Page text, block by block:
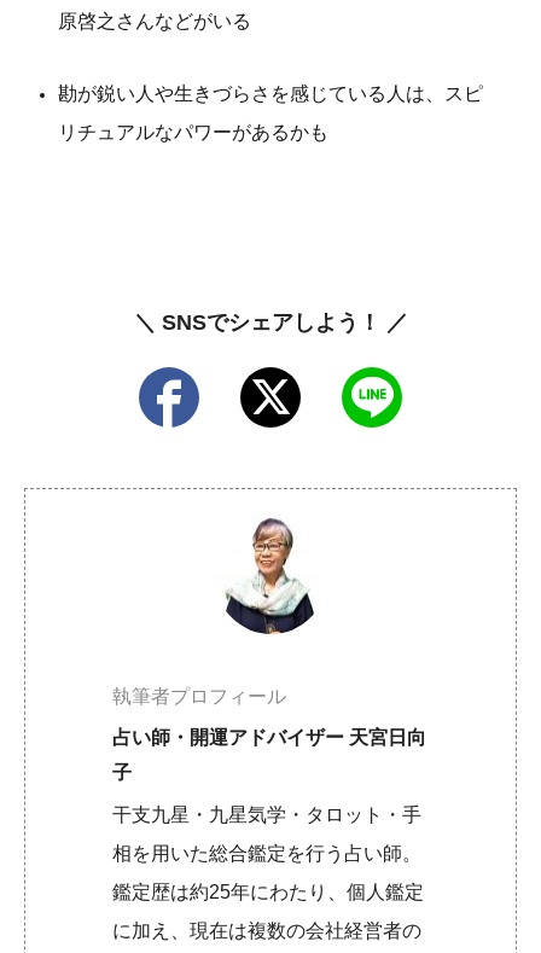
原啓之さんなどがいる
勘が鋭い人や生きづらさを感じている人は、スピ
リチュアルなパワーがあるかも
＼ SNSでシェアしよう！ ／
執筆者プロフィール
占い師・開運アドバイザー 天宮日向
子
干支九星・九星気学・タロット・手
相を用いた総合鑑定を行う占い師。
鑑定歴は約25年にわたり、個人鑑定
に加え、現在は複数の会社経営者の